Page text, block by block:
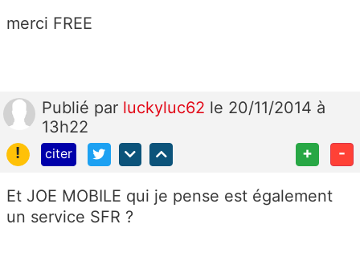
merci FREE
Publié par luckyluc62 le 20/11/2014 à
13h22
!
citer + -
Et JOE MOBILE qui je pense est également
un service SFR ?